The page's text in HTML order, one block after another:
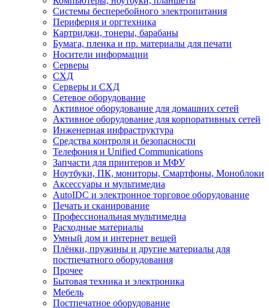
Системы бесперебойного электропитания
Периферия и оргтехника
Картриджи, тонеры, барабаны
Бумага, пленка и пр. материалы для печати
Носители информации
Серверы
СХД
Серверы и СХД
Сетевое оборудование
Активное оборудование для домашних сетей
Активное оборудование для корпоративных сетей
Инженерная инфраструктура
Средства контроля и безопасности
Телефония и Unified Communications
Запчасти для принтеров и МФУ
Ноутбуки, ПК, мониторы, Смартфоны, Моноблоки
Аксессуары и мультимедиа
AutoIDC и электронное торговое оборудование
Печать и сканирование
Профессиональная мультимедиа
Расходные материалы
Умный дом и интернет вещей
Плёнки, пружины и другие материалы для
постпечатного оборудования
Прочее
Бытовая техника и электроника
Мебель
Постпечатное оборудование